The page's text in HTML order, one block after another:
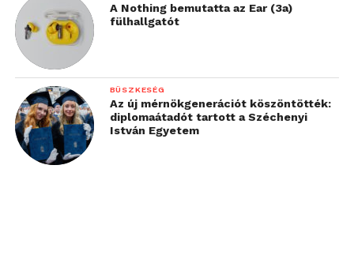
A Nothing bemutatta az Ear (3a)
fülhallgatót
BÜSZKESÉG
Az új mérnökgenerációt köszöntötték:
diplomaátadót tartott a Széchenyi
István Egyetem